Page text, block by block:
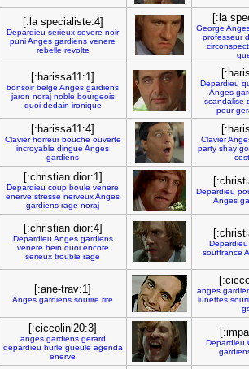
[:la specialiste:4]
Depardieu serieux severe noir
puniAnges gardiens venere
rebelle revolte
[:la
George
professeur
circonspect
[:harissa11:1]
bonsoir belge Anges gardiens
jaron noraj noble bourgeois
quoi dedain ironique
Depardieu
Anges
scandalise
peur
[:harissa11:4]
Clavier horreur bouche ouverte
incroyable dingue Anges
gardiens
Clavier
party shay
cest
[:christian dior:1]
Depardieu coup boule venere
enerve stresse nerveuxAnges
gardiens rage noraj
Depardieu
Anges
[:christian dior:4]
Depardieu Anges gardiens
venere hein quoi encore
serieux trouble rage
Depardieu
souffrance
[:ane-trav:1]
Anges gardiens sourire rire
anges
lunettes
[:ciccolini20:3]
anges gardiens gerard
depardieu hurle gueule agenda
enerve
Depardieu